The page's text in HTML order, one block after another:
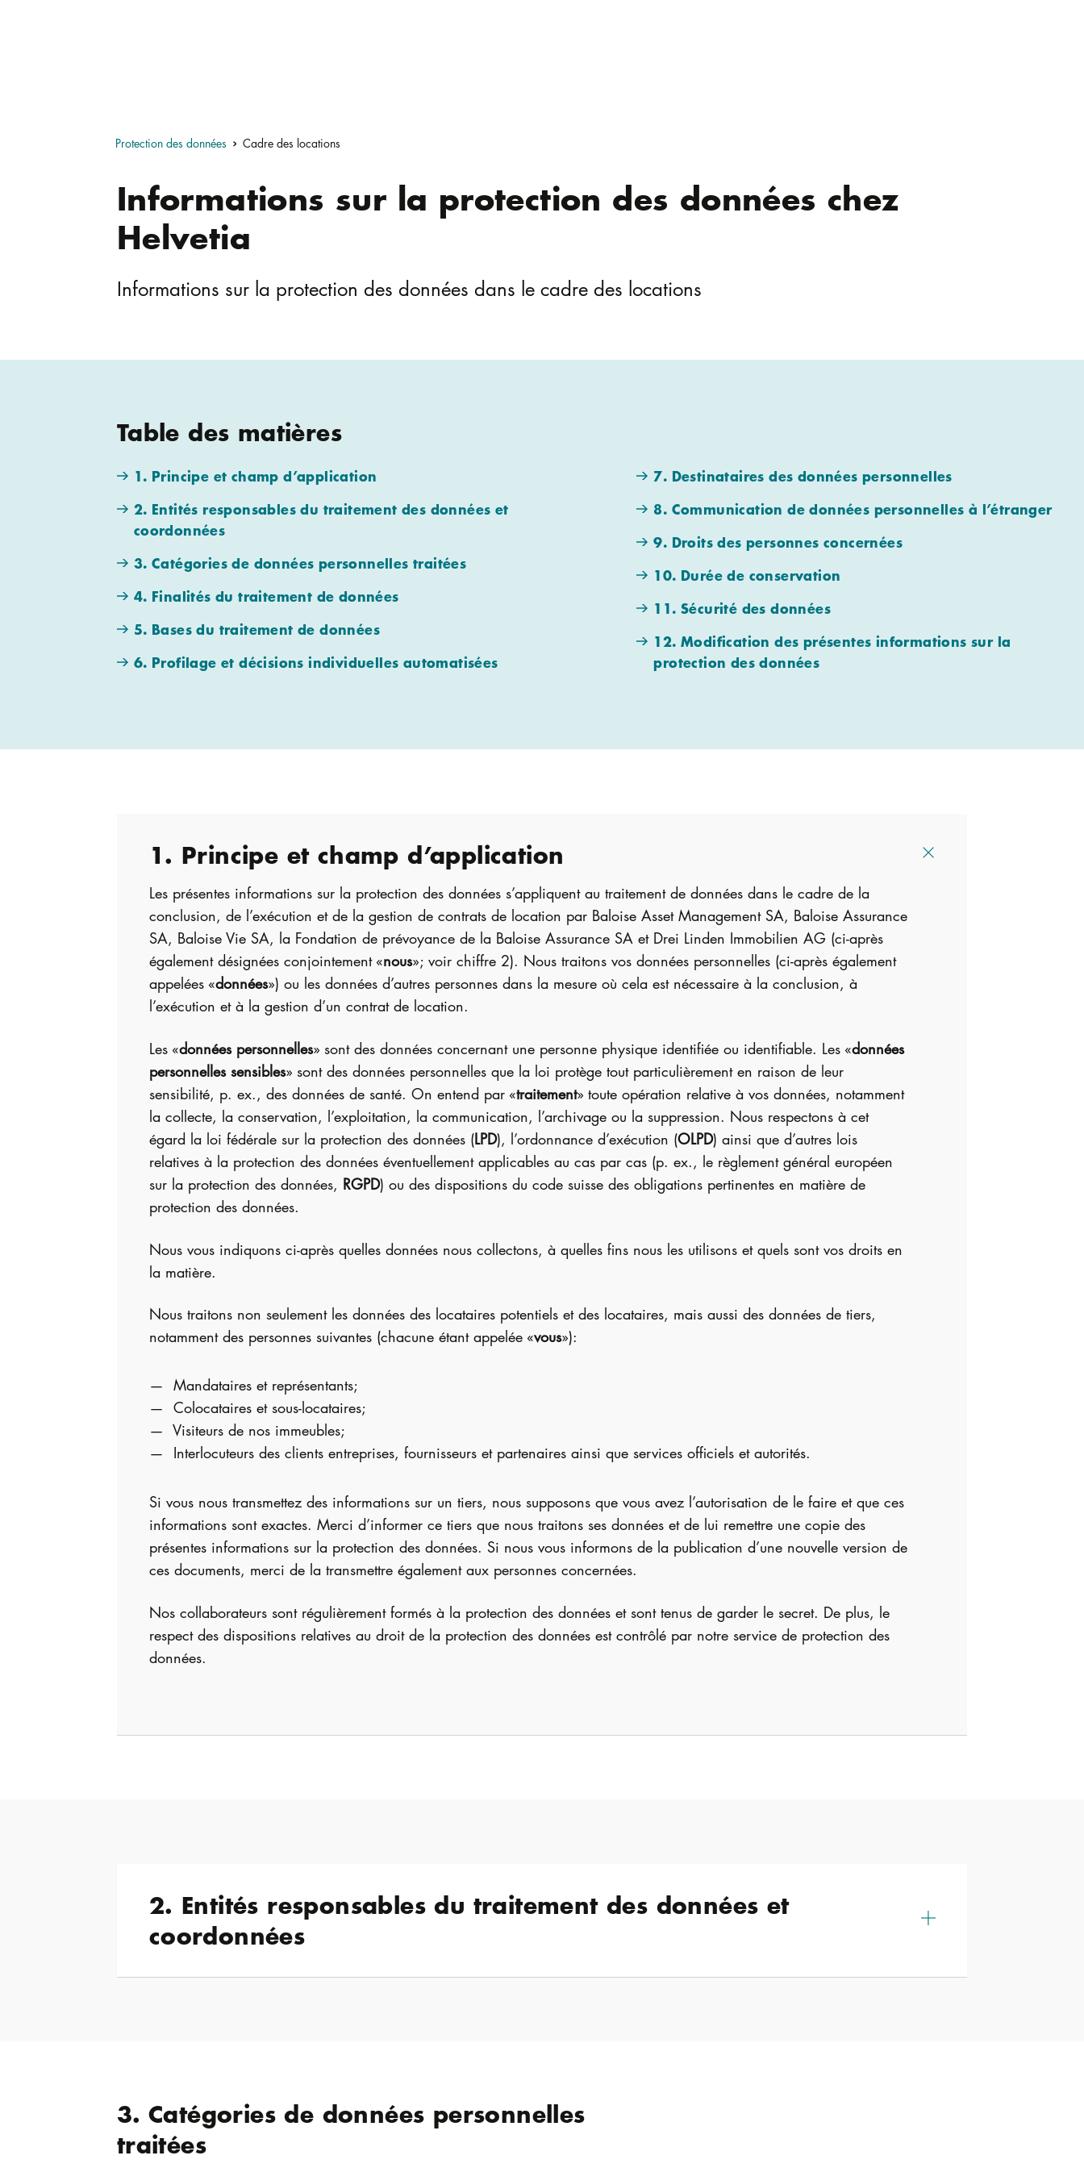
Protection des données Cadre des locations
Informations sur la protection des données chez
Helvetia
Informations sur la protection des données dans le cadre des locations
Table des matières
1. Principe et champ d’application
2. Entités responsables du traitement des données et
coordonnées
3. Catégories de données personnelles traitées
4. Finalités du traitement de données
5. Bases du traitement de données
6. Profilage et décisions individuelles automatisées
7. Destinataires des données personnelles
8. Communication de données personnelles à l’étranger
9. Droits des personnes concernées
10. Durée de conservation
11. Sécurité des données
12. Modification des présentes informations sur la
protection des données
1. Principe et champ d’application
Les présentes informations sur la protection des données s’appliquent au traitement de données dans le cadre de la
conclusion, de l’exécution et de la gestion de contrats de location par Baloise Asset Management SA, Baloise Assurance
SA, Baloise Vie SA, la Fondation de prévoyance de la Baloise Assurance SA et Drei Linden Immobilien AG (ci-après
également désignées conjointement «nous»; voir chiffre 2). Nous traitons vos données personnelles (ci-après également
appelées «données») ou les données d’autres personnes dans la mesure où cela est nécessaire à la conclusion, à
l’exécution et à la gestion d’un contrat de location.
Les «données personnelles» sont des données concernant une personne physique identifiée ou identifiable. Les «données
personnelles sensibles» sont des données personnelles que la loi protège tout particulièrement en raison de leur
sensibilité, p. ex., des données de santé. On entend par «traitement» toute opération relative à vos données, notamment
la collecte, la conservation, l’exploitation, la communication, l’archivage ou la suppression. Nous respectons à cet
égard la loi fédérale sur la protection des données (LPD), l’ordonnance d’exécution (OLPD) ainsi que d’autres lois
relatives à la protection des données éventuellement applicables au cas par cas (p. ex., le règlement général européen
sur la protection des données, RGPD) ou des dispositions du code suisse des obligations pertinentes en matière de
protection des données.
Nous vous indiquons ci-après quelles données nous collectons, à quelles fins nous les utilisons et quels sont vos droits en
la matière.
Nous traitons non seulement les données des locataires potentiels et des locataires, mais aussi des données de tiers,
notamment des personnes suivantes (chacune étant appelée «vous»):
Mandataires et représentants;
Colocataires et sous-locataires;
Visiteurs de nos immeubles;
Interlocuteurs des clients entreprises, fournisseurs et partenaires ainsi que services officiels et autorités.
Si vous nous transmettez des informations sur un tiers, nous supposons que vous avez l’autorisation de le faire et que ces
informations sont exactes. Merci d’informer ce tiers que nous traitons ses données et de lui remettre une copie des
présentes informations sur la protection des données. Si nous vous informons de la publication d’une nouvelle version de
ces documents, merci de la transmettre également aux personnes concernées.
Nos collaborateurs sont régulièrement formés à la protection des données et sont tenus de garder le secret. De plus, le
respect des dispositions relatives au droit de la protection des données est contrôlé par notre service de protection des
données.
2. Entités responsables du traitement des données et
coordonnées
3. Catégories de données personnelles
traitées